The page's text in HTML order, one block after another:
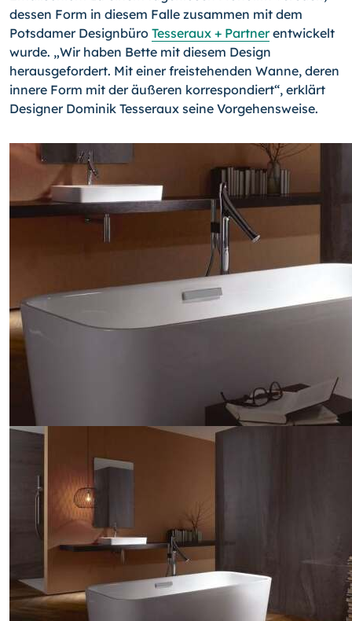
dessen Form in die­sem Falle zusammen mit dem
Potsdamer Designbüro Tesseraux + Partnerentwickelt
wurde. „Wir haben Bette mit diesem Design
herausgefordert. Mit einer freistehenden Wanne, deren
innere Form mit der äußeren korrespondiert“, erklärt
Designer Dominik Tesseraux seine Vorgehensweise.